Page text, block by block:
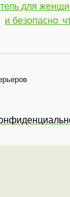
для
и безопасно: